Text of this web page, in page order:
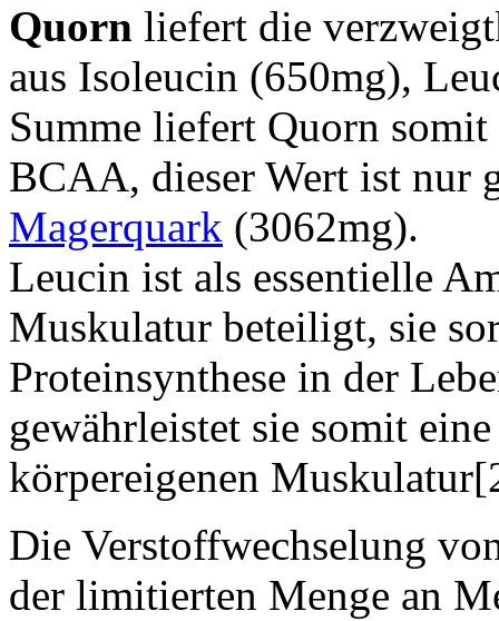
Quorn liefert die
aus Isoleucin (650mg),
Summe liefert Quorn
BCAA, dieser Wert ist nur
Magerquark (3062mg).
Leucin ist als essentielle
Muskulatur beteiligt, sie
Proteinsynthese in der
gewährleistet sie somit
körpereigenen
Die Verstoffwechselung
der limitierten Menge an